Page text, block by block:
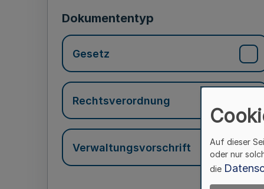
Dokumententyp
Gesetz
Rechtsverordnung
Verwaltungsvorschrift
Auf dieser
oder nur
die